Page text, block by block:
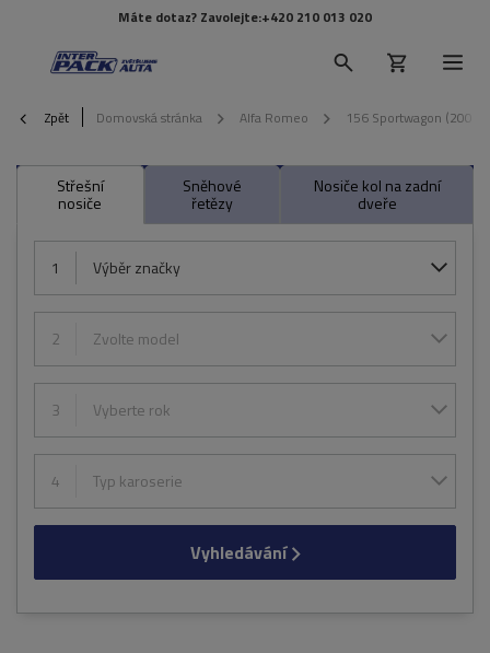
Máte dotaz? Zavolejte:+420 210 013 020
Zpět Domovská stránka Alfa Romeo 156 Sportwagon
Střešní
nosiče
Sněhové
řetězy
Nosiče kol na zadní
dveře
1 Výběr značky
2 Zvolte model
3 Vyberte rok
4 Typ karoserie
Vyhledávání